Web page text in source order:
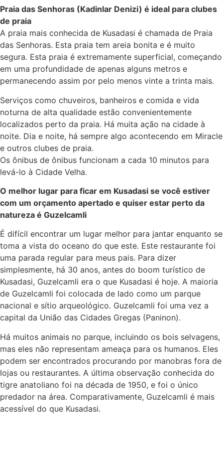
Praia das Senhoras (Kadinlar Denizi) é ideal para clubes
de praia
A praia mais conhecida de Kusadasi é chamada de Praia
das Senhoras. Esta praia tem areia bonita e é muito
segura. Esta praia é extremamente superficial, começando
em uma profundidade de apenas alguns metros e
permanecendo assim por pelo menos vinte a trinta mais.
Serviços como chuveiros, banheiros e comida e vida
noturna de alta qualidade estão convenientemente
localizados perto da praia. Há muita ação na cidade à
noite. Dia e noite, há sempre algo acontecendo em Miracle
e outros clubes de praia.
Os ônibus de ônibus funcionam a cada 10 minutos para
levá-lo à Cidade Velha.
O melhor lugar para ficar em Kusadasi se você estiver
com um orçamento apertado e quiser estar perto da
natureza é Guzelcamli
É difícil encontrar um lugar melhor para jantar enquanto se
toma a vista do oceano do que este. Este restaurante foi
uma parada regular para meus pais. Para dizer
simplesmente, há 30 anos, antes do boom turístico de
Kusadasi, Guzelcamli era o que Kusadasi é hoje. A maioria
de Guzelcamli foi colocada de lado como um parque
nacional e sítio arqueológico. Guzelcamli foi uma vez a
capital da União das Cidades Gregas (Paninon).
Há muitos animais no parque, incluindo os bois selvagens,
mas eles não representam ameaça para os humanos. Eles
podem ser encontrados procurando por manobras fora de
lojas ou restaurantes. A última observação conhecida do
tigre anatoliano foi na década de 1950, e foi o único
predador na área. Comparativamente, Guzelcamli é mais
acessível do que Kusadasi.